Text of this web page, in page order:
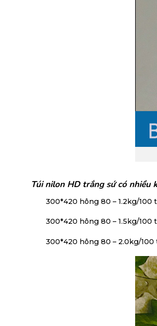
Túi nilon HD trắng sứ có nhiều
300*420 hông 80 – 1.2kg/100
300*420 hông 80 – 1.5kg/100
300*420 hông 80 – 2.0kg/100